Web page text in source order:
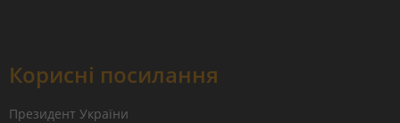
Корисні посилання
Президент України